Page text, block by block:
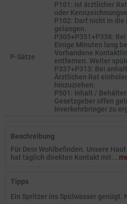
P-Sätze
P101: Ist ärztlicher
oder
P102: Darf nicht in die
gelangen.
P305+P351+P338:
Einige Minuten lang
Vorhandene
entfernen. Weiter
P337+P313: Bei
Ärztlichen Rat
hinzuziehen.
P501: Inhalt /
Gesetzgeber offen
Inverkehrbringer zu
Beschreibung
Für Dein Wohlbefinden. Unsere
hat täglich direkten Kontakt mit...
Tipps
Ein Spritzer ins Spülwasser genügt.